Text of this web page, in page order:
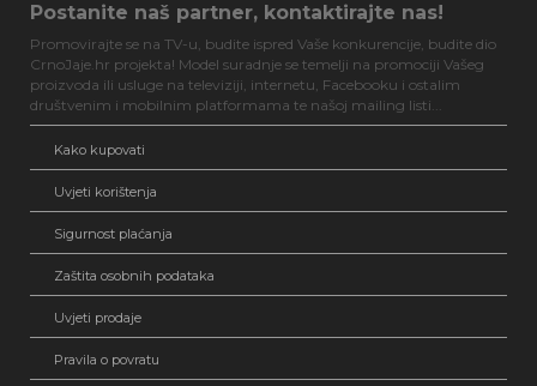
Postanite naš partner, kontaktirajte nas!
Promovirajte se na TV-u, budite ispred Vaše konkurencije, budite dio
CrnoJaje.hr projekta! Model suradnje se temelji na promociji Vašeg
proizvoda ili usluge na televiziji, internetu, Facebooku i ostalim
društvenim i mobilnim platformama te našoj mailing listi...
Kako kupovati
Uvjeti korištenja
Sigurnost plaćanja
Zaštita osobnih podataka
Uvjeti prodaje
Pravila o povratu